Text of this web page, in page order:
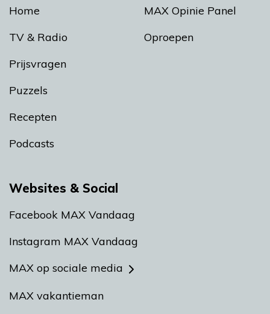
Home
TV & Radio
Prijsvragen
Puzzels
Recepten
Podcasts
MAX Opinie Panel
Oproepen
Websites & Social
Facebook MAX Vandaag
Instagram MAX Vandaag
MAX op sociale media
MAX vakantieman